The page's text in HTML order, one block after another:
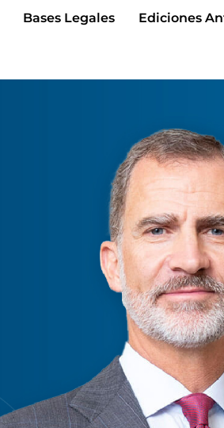
Bases Legales Ediciones